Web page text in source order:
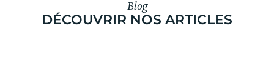
Blog
DÉCOUVRIR NOS ARTICLES